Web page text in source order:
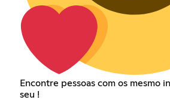
Encontre pessoas com os mesmo
seu !